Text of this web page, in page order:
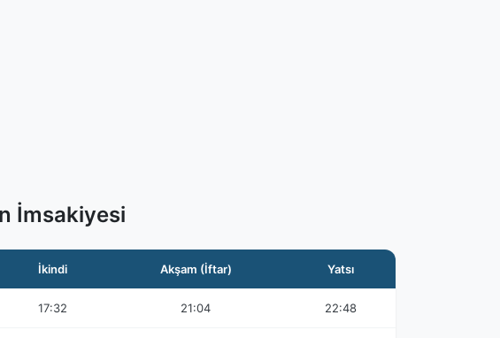
İmsakiyesi
İkindi Akşam (İftar) Yatsı
17:32 21:04 22:48